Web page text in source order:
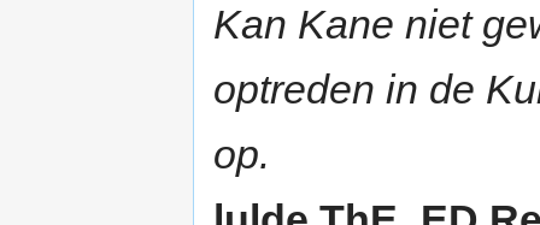
Kan Kane niet
optreden in de
op.